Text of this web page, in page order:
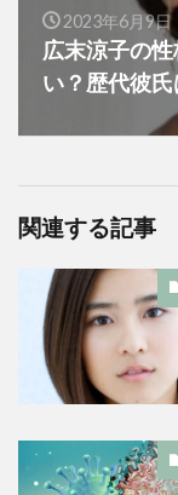
2023年6月9日
広末涼子の
い？歴代彼
関連する記事